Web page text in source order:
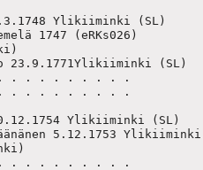
Ylikiiminki (SL)
1747 (eRKs026)
23.9.1771Ylikiiminki (SL)
. . . . . . . . .
. . . . . . . . .
Ylikiiminki (SL)
5.12.1753
. . . . . . . . .